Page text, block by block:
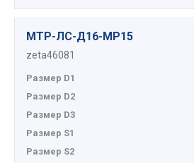
МТР-ЛС-Д16-МР15
zeta46081
Размер D1
Размер D2
Размер D3
Размер S1
Размер S2